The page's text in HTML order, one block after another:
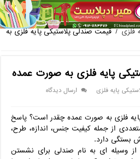
فلزی / قیمت صندلی پلاستیکی پایه فلزی به
پایه فلزی به صورت عمده
پایه فلزی
ارسال دیدگاه
فلزی به صورت عمده چقدر است؟ پاسخ
از جمله کیفیت جنس، اندازه، طرح،
بستگی دارد.
از وسیله ای به نام صندلی برای نشستن